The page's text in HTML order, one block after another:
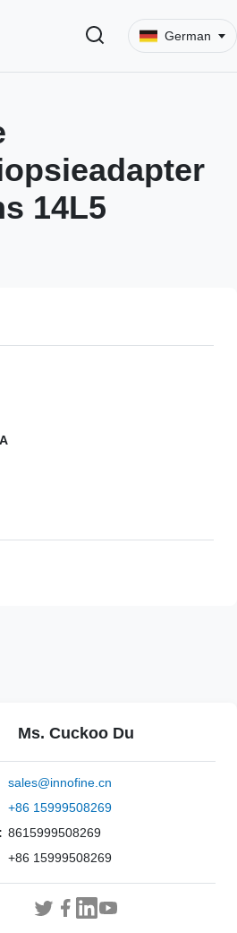
German
14L5
Ms. Cuckoo Du
sales@innofine.cn
+86 15999508269
8615999508269
+86 15999508269